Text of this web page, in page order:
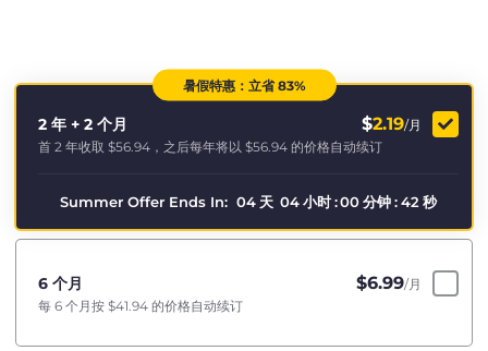
暑假特惠：立省 83%
2 年 + 2 个月 $2.19/月
首 2 年收取 $56.94 ，之后每年将以 $56.94 的价格自动续订
Summer Offer Ends In: 04 天 04小时:00分钟: 41 秒
6 个月 $6.99/月
每 6 个月按 $41.94 的价格自动续订